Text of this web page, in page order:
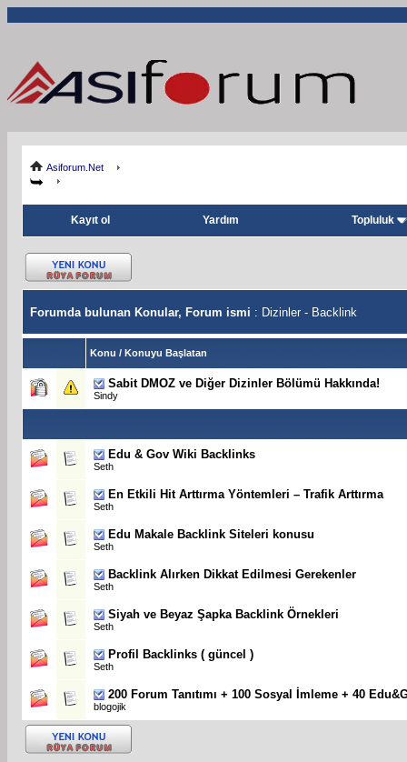
Asiforum.Net
Kayıt ol Yardım Topluluk
Forumda bulunan Konular, Forum ismi : Dizinler - Backlink
Konu / Konuyu Başlatan
Sabit DMOZ ve Diğer Dizinler Bölümü Hakkında!
Sindy
Edu & Gov Wiki Backlinks
Seth
En Etkili Hit Arttırma Yöntemleri – Trafik Arttırma
Seth
Edu Makale Backlink Siteleri konusu
Seth
Backlink Alırken Dikkat Edilmesi Gerekenler
Seth
Siyah ve Beyaz Şapka Backlink Örnekleri
Seth
Profil Backlinks ( güncel )
Seth
200 Forum Tanıtımı + 100 Sosyal İmleme + 40
blogojik